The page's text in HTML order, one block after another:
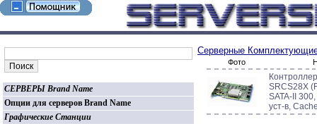
СЕРВЕРЫ Brand Name
Опции для серверов Brand Name
Графические Станции
Серверные
Фото
SRCS28X
SATA-II
уст-в,